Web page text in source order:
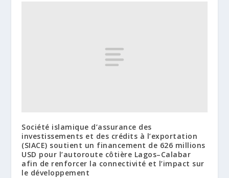
Société islamique d’assurance des
investissements et des crédits à l’exportation
(SIACE) soutient un financement de 626 millions
USD pour l’autoroute côtière Lagos–Calabar
afin de renforcer la connectivité et l’impact sur
le développement